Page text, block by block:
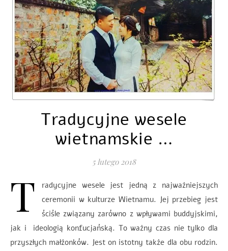
Tradycyjne wesele
wietnamskie …
5 lutego 2018
T
radycyjne wesele jest jedną z najważniejszych
ceremonii w kulturze Wietnamu. Jej przebieg jest
ściśle związany zarówno z wpływami buddyjskimi,
jak i ideologią konfucjańską. To ważny czas nie tylko dla
przyszłych małżonków. Jest on istotny także dla obu rodzin.